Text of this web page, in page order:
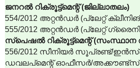
ജനറല്‍ റിക്രൂട്ട്‌മെന്റ് (ജില്ലാതലം)
554/2012 അറ്റന്‍ഡര്‍ (പ്ലേറ്റ്
555/2012 അറ്റന്‍ഡര്‍ (പ്ലേറ്റ്
സ്‌പെഷല്‍ റിക്രൂട്ട്‌മെന്റ് (സംസ്ഥാന
556/2012 സീനിയര്‍ സൂപ്രണ്ട്/
ഡവലപ്‌മെന്റ് ഓഫീസര്‍/അക്കൗണ്ട്‌സ്